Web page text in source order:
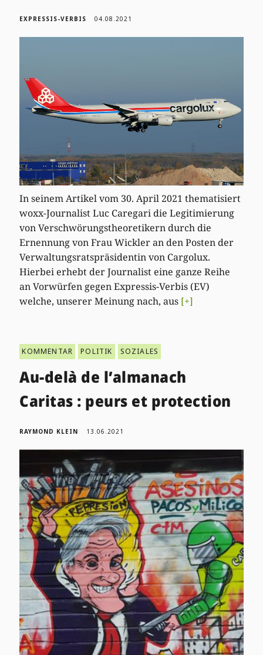
EXPRESSIS-VERBIS 04.08.2021
In seinem Artikel vom 30. April 2021 thematisiert
woxx-Journalist Luc Caregari die Legitimierung
von Verschwörungstheoretikern durch die
Ernennung von Frau Wickler an den Posten der
Verwaltungsratspräsidentin von Cargolux.
Hierbei erhebt der Journalist eine ganze Reihe
an Vorwürfen gegen Expressis-Verbis (EV)
welche, unserer Meinung nach, aus [+]
KOMMENTAR POLITIK SOZIALES
Au-delà de l’almanach
Caritas : peurs et protection
RAYMOND KLEIN 13.06.2021